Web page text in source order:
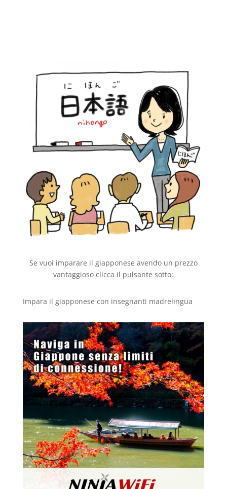
Se vuoi imparare il giapponese avendo un prezzo
vantaggioso clicca il pulsante sotto:
Impara il giapponese con insegnanti madrelingua